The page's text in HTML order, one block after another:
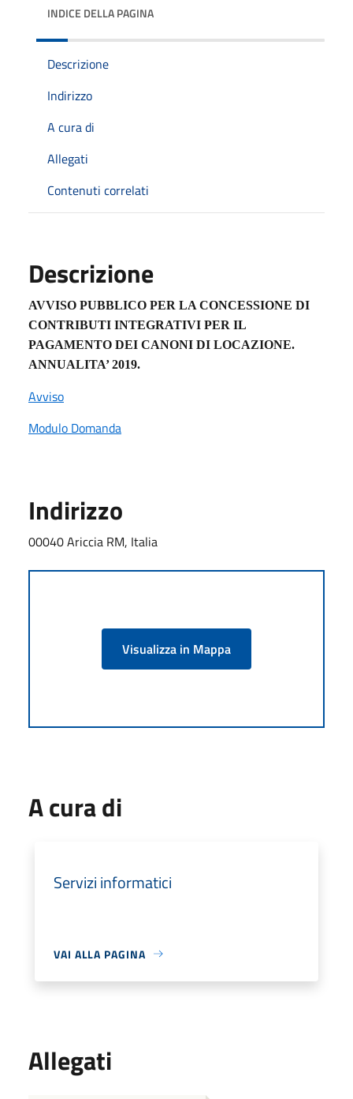
INDICE DELLA PAGINA
Descrizione
Indirizzo
A cura di
Allegati
Contenuti correlati
Descrizione
AVVISO PUBBLICO PER LA CONCESSIONE DI
CONTRIBUTI INTEGRATIVI PER IL
PAGAMENTO DEI CANONI DI LOCAZIONE.
ANNUALITA’ 2019.
Avviso
Modulo Domanda
Indirizzo
00040 Ariccia RM, Italia
Visualizza in Mappa
A cura di
Servizi informatici
VAI ALLA PAGINA
Allegati